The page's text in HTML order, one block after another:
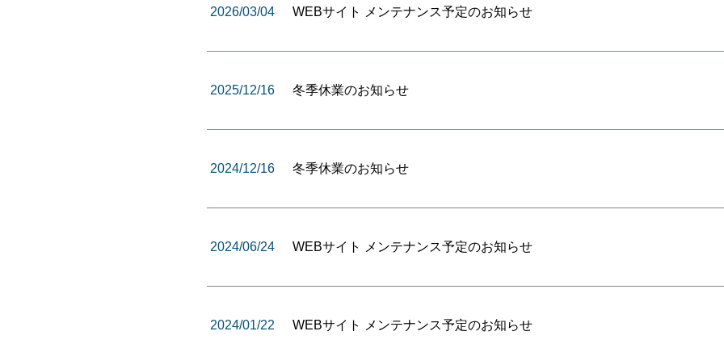
2026/03/04 WEBサイト メンテナンス予定のお知らせ
2025/12/16 冬季休業のお知らせ
2024/12/16 冬季休業のお知らせ
2024/06/24 WEBサイト メンテナンス予定のお知らせ
2024/01/22 WEBサイト メンテナンス予定のお知らせ